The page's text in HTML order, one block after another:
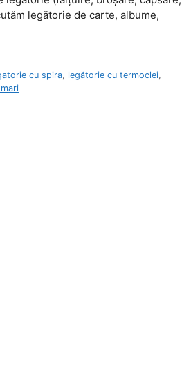
legătorie de carte, albume,
cu spira, legătorie cu termoclei,